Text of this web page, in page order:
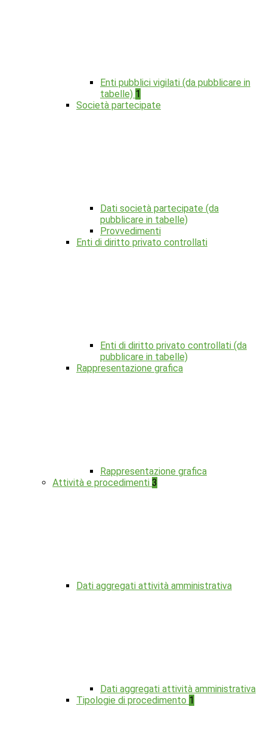
Enti pubblici vigilati (da pubblicare in
tabelle) 1
Società partecipate
Dati società partecipate (da
pubblicare in tabelle)
Provvedimenti
Enti di diritto privato controllati
Enti di diritto privato controllati (da
pubblicare in tabelle)
Rappresentazione grafica
Rappresentazione grafica
Attività e procedimenti 3
Dati aggregati attività amministrativa
Dati aggregati attività amministrativa
Tipologie di procedimento 1